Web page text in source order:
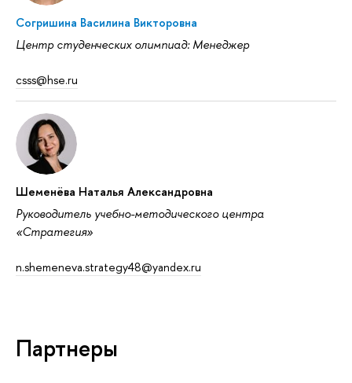
Согришина Василина Викторовна
Центр студенческих олимпиад: Менеджер
csss@hse.ru
Шеменёва Наталья Александровна
Руководитель учебно-методического центра
«Стратегия»
n.shemeneva.strategy48@yandex.ru
Партнеры